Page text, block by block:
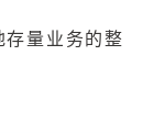
存量业务的整